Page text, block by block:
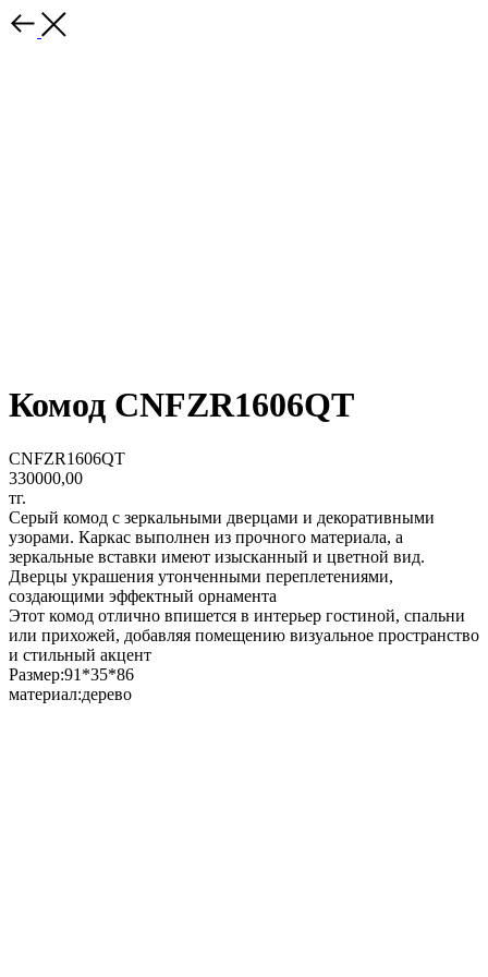
Комод CNFZR1606QT
CNFZR1606QT
330000,00
тг.
Серый комод с зеркальными дверцами и декоративными
узорами. Каркас выполнен из прочного материала, а
зеркальные вставки имеют изысканный и цветной вид.
Дверцы украшения утонченными переплетениями,
создающими эффектный орнамента
Этот комод отлично впишется в интерьер гостиной, спальни
или прихожей, добавляя помещению визуальное пространство
и стильный акцент
Размер:91*35*86
материал:дерево